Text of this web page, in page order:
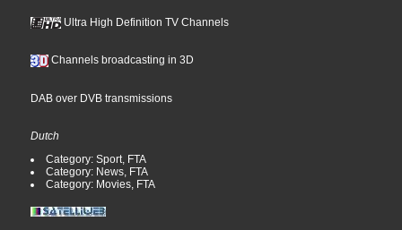
Ultra High Definition TV Channels
Channels broadcasting in 3D
DAB over DVB transmissions
Dutch
Category: Sport, FTA
Category: News, FTA
Category: Movies, FTA